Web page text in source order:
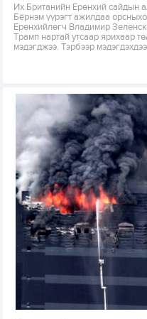
Их Британийн Ерөнхий сайдын
Бёрнэм үүрэгт ажилдаа
Ерөнхийлөгч Владимир
Трамп нартай утсаар ярихаар
мэдэгджээ. Тэрбээр